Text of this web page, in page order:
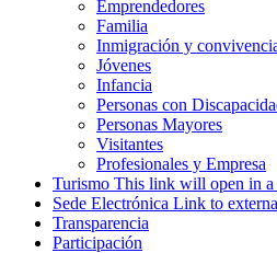
Emprendedores
Familia
Inmigración y
Jóvenes
Infancia
Personas con
Personas Mayores
Visitantes
Profesionales y Empresa
Turismo This link will open in
Sede Electrónica Link to
Transparencia
Participación